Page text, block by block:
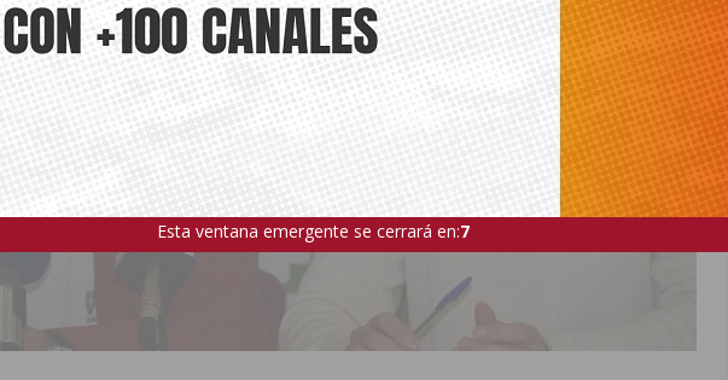
Esta ventana emergente se cerrará en:5